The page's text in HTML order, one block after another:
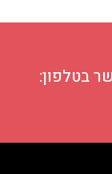
בטלפון: